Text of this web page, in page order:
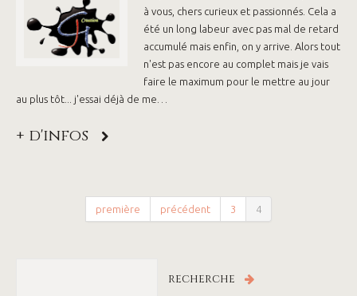
à vous, chers curieux et passionnés. Cela a
été un long labeur avec pas mal de retard
accumulé mais enfin, on y arrive. Alors tout
n'est pas encore au complet mais je vais
faire le maximum pour le mettre au jour
au plus tôt... j'essai déjà de me…
+ d'infos
première précédent 3 4